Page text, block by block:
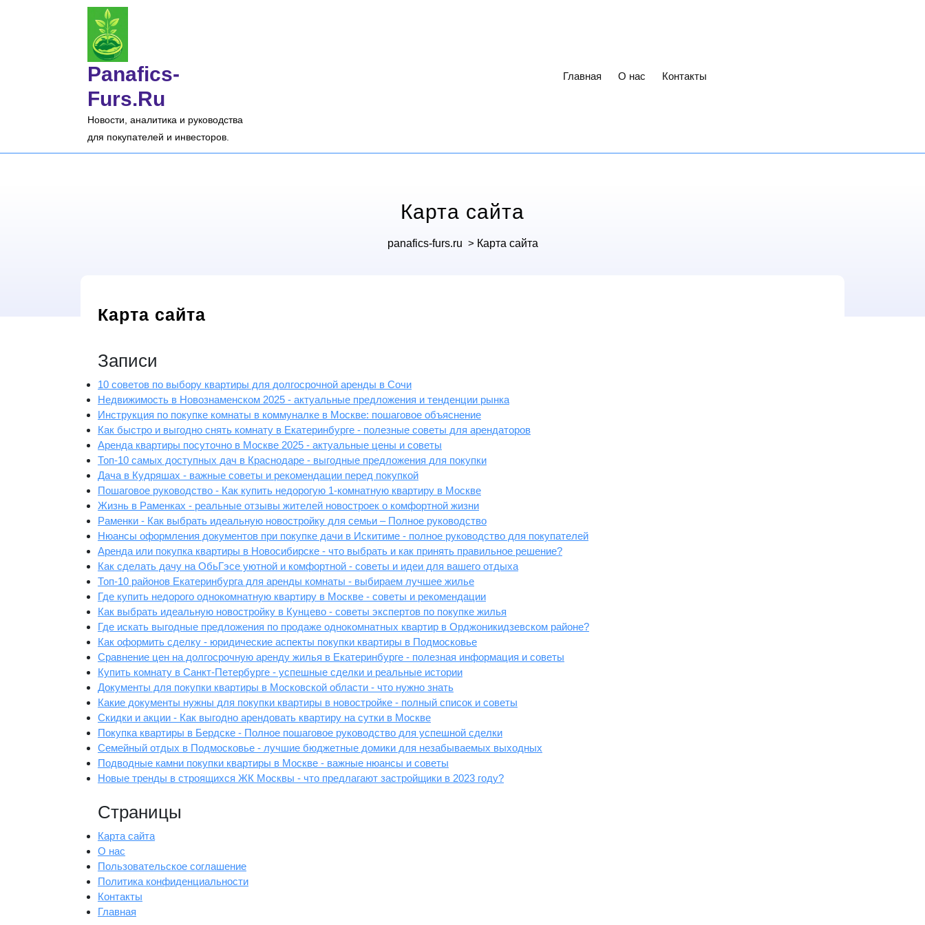
Panafics-
Furs.ru
Новости, аналитика и руководства
для покупателей и инвесторов.
Главная О нас Контакты
Карта сайта
panafics-furs.ru > Карта сайта
Карта сайта
Записи
10 советов по выбору квартиры для долгосрочной аренды в Сочи
Недвижимость в Новознаменском 2025 - актуальные предложения и тенденции рынка
Инструкция по покупке комнаты в коммуналке в Москве: пошаговое объяснение
Как быстро и выгодно снять комнату в Екатеринбурге - полезные советы для арендаторов
Аренда квартиры посуточно в Москве 2025 - актуальные цены и советы
Топ-10 самых доступных дач в Краснодаре - выгодные предложения для покупки
Дача в Кудряшах - важные советы и рекомендации перед покупкой
Пошаговое руководство - Как купить недорогую 1-комнатную квартиру в Москве
Жизнь в Раменках - реальные отзывы жителей новостроек о комфортной жизни
Раменки - Как выбрать идеальную новостройку для семьи – Полное руководство
Нюансы оформления документов при покупке дачи в Искитиме - полное руководство для покупателей
Аренда или покупка квартиры в Новосибирске - что выбрать и как принять правильное решение?
Как сделать дачу на ОбьГэсе уютной и комфортной - советы и идеи для вашего отдыха
Топ-10 районов Екатеринбурга для аренды комнаты - выбираем лучшее жилье
Где купить недорого однокомнатную квартиру в Москве - советы и рекомендации
Как выбрать идеальную новостройку в Кунцево - советы экспертов по покупке жилья
Где искать выгодные предложения по продаже однокомнатных квартир в Орджоникидзевском районе?
Как оформить сделку - юридические аспекты покупки квартиры в Подмосковье
Сравнение цен на долгосрочную аренду жилья в Екатеринбурге - полезная информация и советы
Купить комнату в Санкт-Петербурге - успешные сделки и реальные истории
Документы для покупки квартиры в Московской области - что нужно знать
Какие документы нужны для покупки квартиры в новостройке - полный список и советы
Скидки и акции - Как выгодно арендовать квартиру на сутки в Москве
Покупка квартиры в Бердске - Полное пошаговое руководство для успешной сделки
Семейный отдых в Подмосковье - лучшие бюджетные домики для незабываемых выходных
Подводные камни покупки квартиры в Москве - важные нюансы и советы
Новые тренды в строящихся ЖК Москвы - что предлагают застройщики в 2023 году?
Страницы
Карта сайта
О нас
Пользовательское соглашение
Политика конфиденциальности
Контакты
Главная